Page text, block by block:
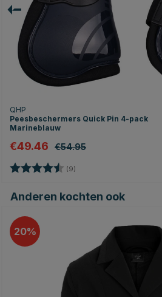
QHP
Peesbeschermers Quick Pin 4-pack
Marineblauw
€49.46 €54.95
Beoordeling: (9)
Anderen kochten ook
20